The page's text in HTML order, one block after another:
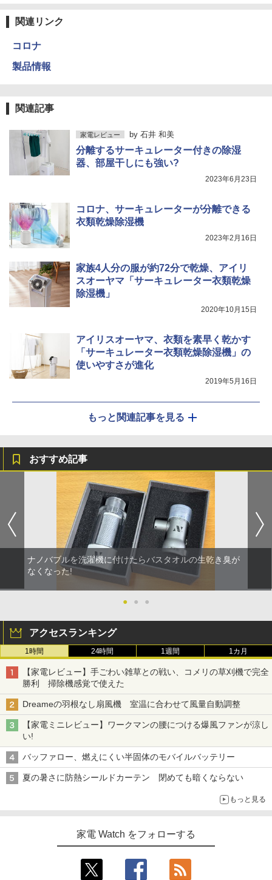
関連リンク
コロナ
製品情報
関連記事
家電レビュー by 石井 和美
分離するサーキュレーター付きの除湿
器、部屋干しにも強い?
2023年6月23日
コロナ、サーキュレーターが分離できる
衣類乾燥除湿機
2023年2月16日
家族4人分の服が約72分で乾燥、アイリ
スオーヤマ「サーキュレーター衣類乾燥
除湿機」
2020年10月15日
アイリスオーヤマ、衣類を素早く乾かす
「サーキュレーター衣類乾燥除湿機」の
使いやすさが進化
2019年5月16日
もっと関連記事を見る
おすすめ記事
ナノバブルを洗濯機に付けたらバスタオルの生乾き臭が
なくなった!
● ● ●
アクセスランキング
1時間 24時間 1週間 1カ月
【家電レビュー】手ごわい雑草との戦い、コメリの草刈機で完全
勝利 掃除機感覚で使えた
Dreameの羽根なし扇風機 室温に合わせて風量自動調整
【家電ミニレビュー】ワークマンの腰につける爆風ファンが涼し
い!
バッファロー、燃えにくい半固体のモバイルバッテリー
夏の暑さに防熱シールドカーテン 閉めても暗くならない
もっと見る
家電 Watch をフォローする